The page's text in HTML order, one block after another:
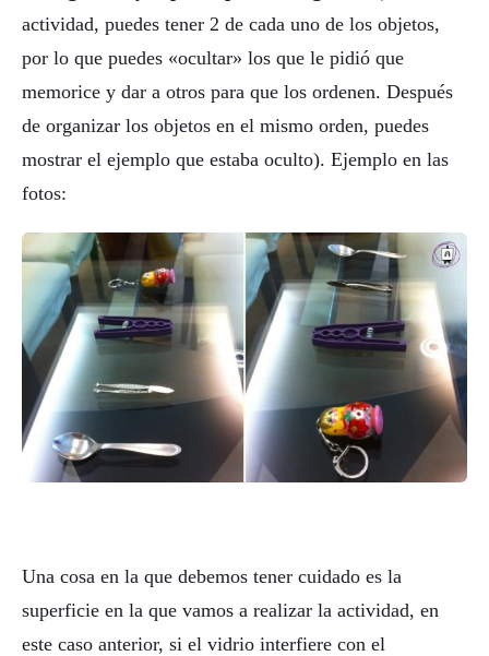
actividad, puedes tener 2 de cada uno de los objetos,
por lo que puedes «ocultar» los que le pidió que
memorice y dar a otros para que los ordenen. Después
de organizar los objetos en el mismo orden, puedes
mostrar el ejemplo que estaba oculto). Ejemplo en las
fotos:
Una cosa en la que debemos tener cuidado es la
superficie en la que vamos a realizar la actividad, en
este caso anterior, si el vidrio interfiere con el